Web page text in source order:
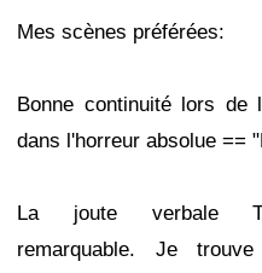
Mes scènes préférées:
Bonne continuité lors de
dans l'horreur absolue ==
La joute verbale
remarquable. Je